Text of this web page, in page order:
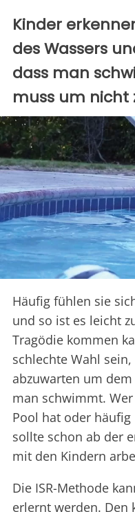
Kinder
des Wassers
dass man
muss um nicht
Häufig fühlen sie
und so ist es leicht
Tragödie kommen
schlechte Wahl
abzuwarten um
man schwimmt.
Pool hat oder
sollte schon ab der
mit den Kindern
Die ISR-Methode
erlernt werden. Den